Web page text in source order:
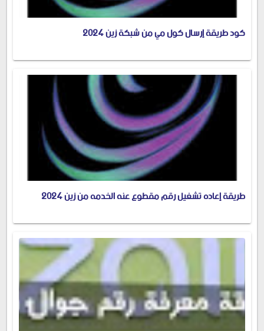
كود طريقة إرسال كول مي من شبكة زين 2024
طريقة إعاده تشغيل رقم مقطوع عنه الخدمه من زين 2024